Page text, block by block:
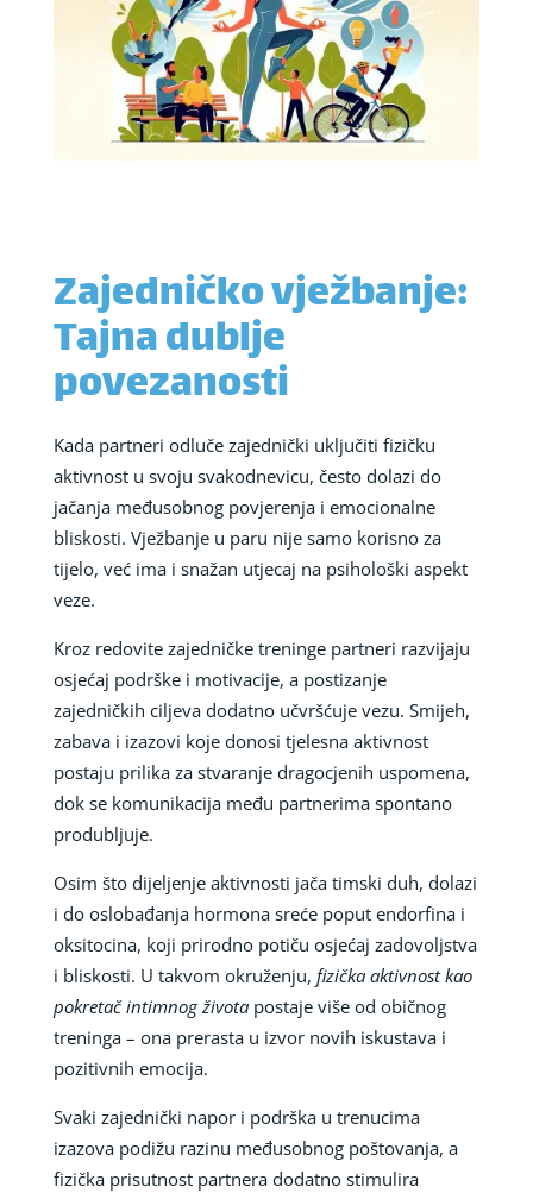
Zajedničko vježbanje:
Tajna dublje
povezanosti
Kada partneri odluče zajednički uključiti fizičku
aktivnost u svoju svakodnevicu, često dolazi do
jačanja međusobnog povjerenja i emocionalne
bliskosti. Vježbanje u paru nije samo korisno za
tijelo, već ima i snažan utjecaj na psihološki aspekt
veze.
Kroz redovite zajedničke treninge partneri razvijaju
osjećaj podrške i motivacije, a postizanje
zajedničkih ciljeva dodatno učvršćuje vezu. Smijeh,
zabava i izazovi koje donosi tjelesna aktivnost
postaju prilika za stvaranje dragocjenih uspomena,
dok se komunikacija među partnerima spontano
produbljuje.
Osim što dijeljenje aktivnosti jača timski duh, dolazi
i do oslobađanja hormona sreće poput endorfina i
oksitocina, koji prirodno potiču osjećaj zadovoljstva
i bliskosti. U takvom okruženju, fizička aktivnost kao
pokretač intimnog životapostaje više od običnog
treninga – ona prerasta u izvor novih iskustava i
pozitivnih emocija.
Svaki zajednički napor i podrška u trenucima
izazova podižu razinu međusobnog poštovanja, a
fizička prisutnost partnera dodatno stimulira